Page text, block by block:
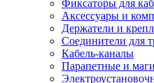
Фиксаторы для
Аксессуары и
Держатели и
Соединители для
Кабель-каналы
Парапетные и